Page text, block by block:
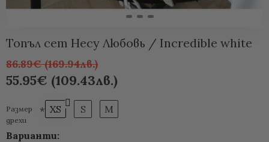
Топъл сет Несу Любовь / Incredible white
55.95€ (109.43лв.)
86.89€ (169.94лв.)
Размер
дрехи
XS S M
Варианти: